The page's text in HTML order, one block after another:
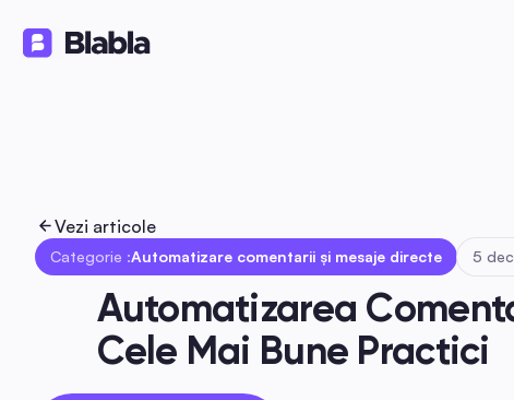
Vezi articole
Categorie :Automatizare comentarii și mesaje directe 5
Automatizarea
Cele Mai Bune Practici